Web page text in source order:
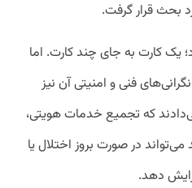
بحث قرار گرفت.
یک کارت به جای چند کارت. اما
فنی و امنیتی آن نیز
که تجمیع خدمات هویتی،
می‌تواند در صورت بروز اختلال یا
دهد.